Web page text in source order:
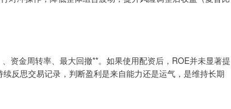
资金周转率、最大回撤**。如果使用配资后，ROE并未显著提
反思交易记录，判断盈利是来自能力还是运气，是维持长期